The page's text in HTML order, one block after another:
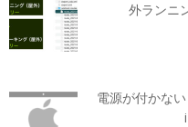
外ランニ
電源が付かな